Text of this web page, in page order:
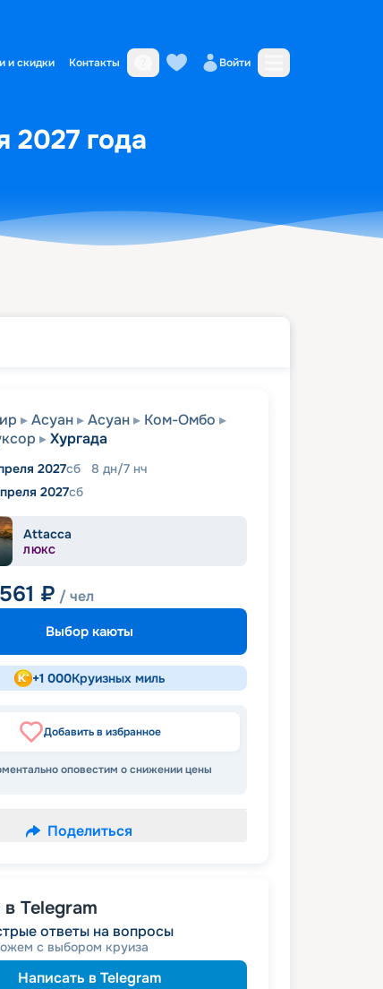
и скидки Контакты Войти
2027 года
Асуан Асуан
Ком-Омбо
Хургада
2027сб 8 дн/7 нч
2027сб
Attacca
ЛЮКС
₽ / чел
Выбор каюты
+1 000Круизных миль
Добавить в избранное
оповестим о снижении цены
Поделиться
Telegram
ответы на вопросы
с выбором круиза
Написать в Telegram